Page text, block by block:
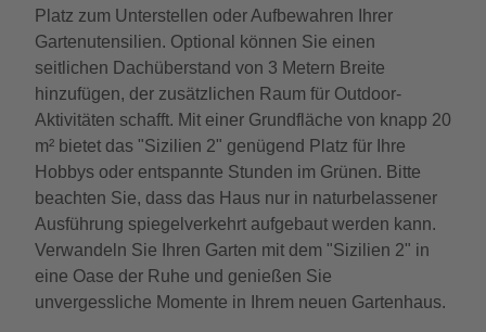
Platz zum Unterstellen oder Aufbewahren Ihrer
Gartenutensilien. Optional können Sie einen
seitlichen Dachüberstand von 3 Metern Breite
hinzufügen, der zusätzlichen Raum für Outdoor-
Aktivitäten schafft. Mit einer Grundfläche von knapp 20
m² bietet das "Sizilien 2" genügend Platz für Ihre
Hobbys oder entspannte Stunden im Grünen. Bitte
beachten Sie, dass das Haus nur in naturbelassener
Ausführung spiegelverkehrt aufgebaut werden kann.
Verwandeln Sie Ihren Garten mit dem "Sizilien 2" in
eine Oase der Ruhe und genießen Sie
unvergessliche Momente in Ihrem neuen Gartenhaus.